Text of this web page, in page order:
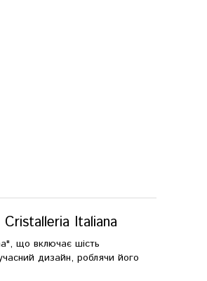
Italiana
що включає шість
дизайн, роблячи його